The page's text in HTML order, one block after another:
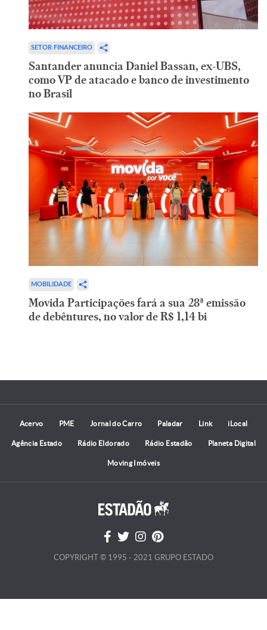
SETOR FINANCEIRO
Santander anuncia Daniel Bassan, ex-UBS,
como VP de atacado e banco de investimento
no Brasil
MOBILIDADE
Movida Participações fará a sua 28ª emissão
de debêntures, no valor de R$ 1,14 bi
Acervo PME Jornal do Carro Paladar Link iLocal
Agência Estado Rádio Eldorado Rádio Estadão Planeta Digital
Moving Imóveis
COPYRIGHT © 1995 - 2021 GRUPO ESTADO